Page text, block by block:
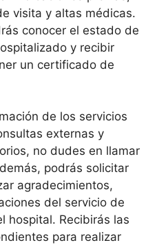
visita y altas médicas.
conocer el estado de
y recibir
un certificado de
de los servicios
externas y
no dudes en llamar
podrás solicitar
agradecimientos,
del servicio de
hospital. Recibirás las
para realizar